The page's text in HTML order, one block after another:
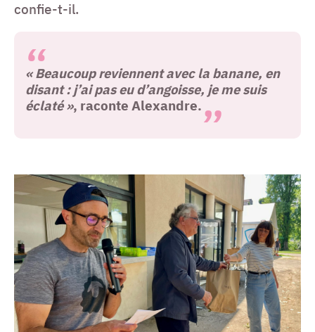
confie-t-il.
« Beaucoup reviennent avec la banane, en
disant : j’ai pas eu d’angoisse, je me suis
éclaté », raconte Alexandre.